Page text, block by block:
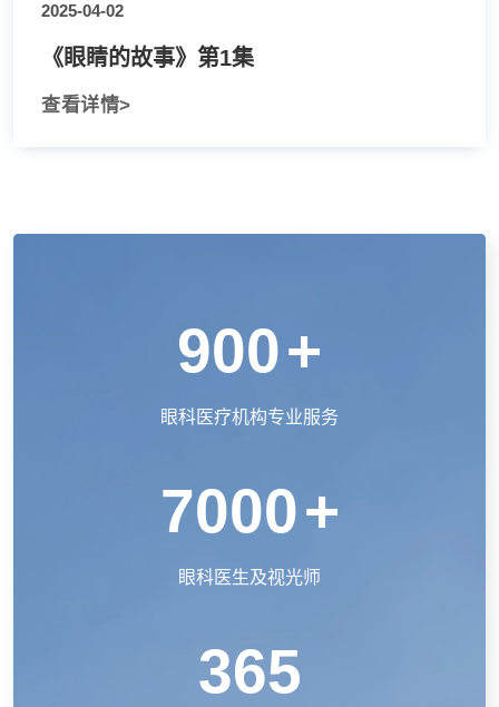
2025-04-02
《眼睛的故事》第1集
查看详情>
900+
眼科医疗机构专业服务
7000+
眼科医生及视光师
365